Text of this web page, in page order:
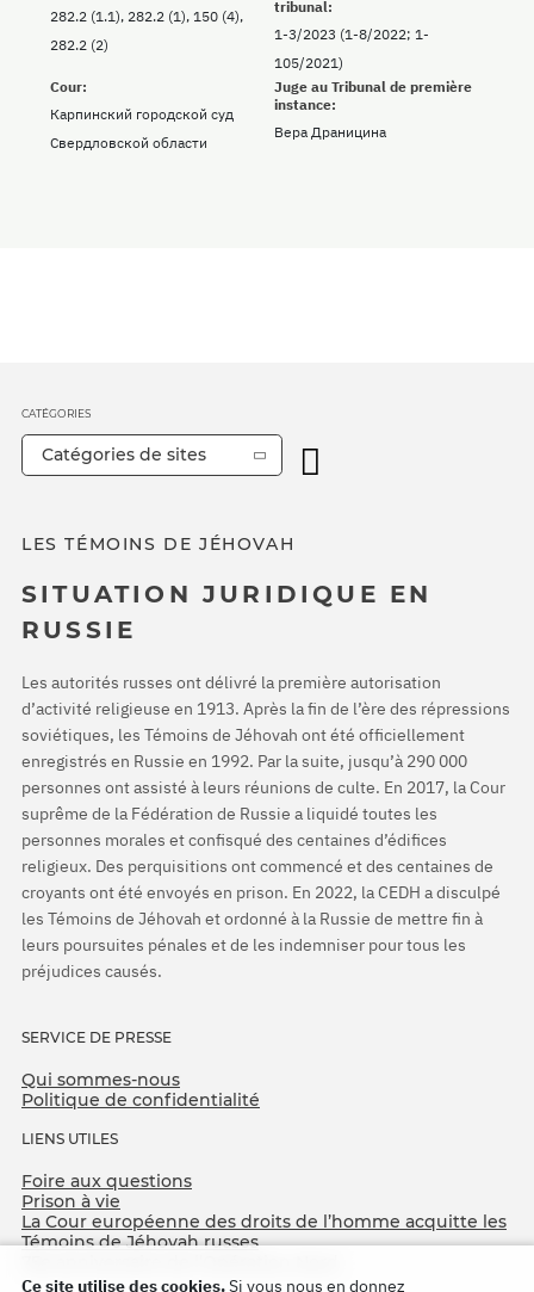
282.2 (1.1), 282.2 (1), 150 (4),
282.2 (2)
tribunal:
1-3/2023 (1-8/2022; 1-
105/2021)
Cour:
Карпинский городской суд
Свердловской области
Juge au Tribunal de première
instance:
Вера Драницина
LES TÉMOINS DE JÉHOVAH
SITUATION JURIDIQUE EN
RUSSIE
Les autorités russes ont délivré la première autorisation
d’activité religieuse en 1913. Après la fin de l’ère des répressions
soviétiques, les Témoins de Jéhovah ont été officiellement
enregistrés en Russie en 1992. Par la suite, jusqu’à 290 000
personnes ont assisté à leurs réunions de culte. En 2017, la Cour
suprême de la Fédération de Russie a liquidé toutes les
personnes morales et confisqué des centaines d’édifices
religieux. Des perquisitions ont commencé et des centaines de
croyants ont été envoyés en prison. En 2022, la CEDH a disculpé
les Témoins de Jéhovah et ordonné à la Russie de mettre fin à
leurs poursuites pénales et de les indemniser pour tous les
préjudices causés.
SERVICE DE PRESSE
Qui sommes-nous
Politique de confidentialité
LIENS UTILES
Foire aux questions
Prison à vie
La Cour européenne des droits de l’homme acquitte les
Témoins de Jéhovah russes
CATÉGORIES
Catégories de sites
Ce site utilise des cookies.Si vous nous en donnez